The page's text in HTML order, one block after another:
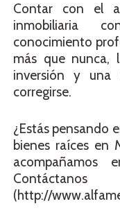
Contar con el
inmobiliaria
conocimiento
más que nunca,
inversión y una
corregirse.
¿Estás pensando
bienes raíces en
acompañamos
(http://